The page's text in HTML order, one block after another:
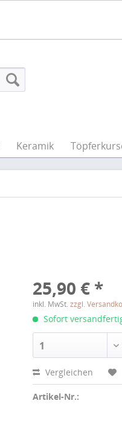
Keramik
25,90 € *
inkl. MwSt.zzgl.
Sofort
1
Vergleichen
Artikel-Nr.: